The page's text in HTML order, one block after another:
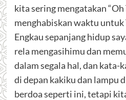
kita sering mengatakan
menghabiskan waktu
Engkau sepanjang hidup
rela mengasihimu dan
dalam segala hal, dan kata-
di depan kakiku dan lampu
berdoa seperti ini, tetapi